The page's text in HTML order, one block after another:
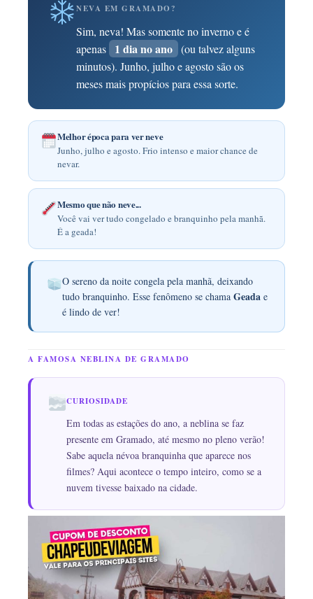
NEVA EM GRAMADO?
Sim, neva! Mas somente no inverno e é
apenas
1 dia no ano (ou talvez alguns
minutos). Junho, julho e agosto são os
meses mais propícios para essa sorte.
Melhor época para ver neve
Junho, julho e agosto. Frio intenso e maior chance de
nevar.
Mesmo que não neve...
Você vai ver tudo congelado e branquinho pela manhã.
É a geada!
O sereno da noite congela pela manhã, deixando
tudo branquinho. Esse fenômeno se chamaGeada e
é lindo de ver!
A FAMOSA NEBLINA DE GRAMADO
CURIOSIDADE
Em todas as estações do ano, a neblina se faz
presente em Gramado, até mesmo no pleno verão!
Sabe aquela névoa branquinha que aparece nos
filmes? Aqui acontece o tempo inteiro, como se a
nuvem tivesse baixado na cidade.